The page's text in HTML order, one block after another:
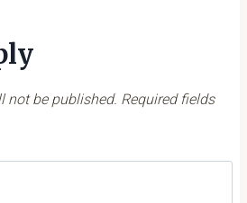
not be published. Required fields